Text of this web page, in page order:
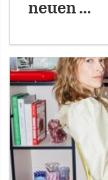
neuen …